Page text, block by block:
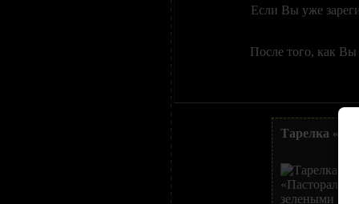
Если Вы уже
После того, как
Тарелка